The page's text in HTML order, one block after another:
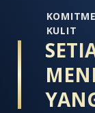
KULIT